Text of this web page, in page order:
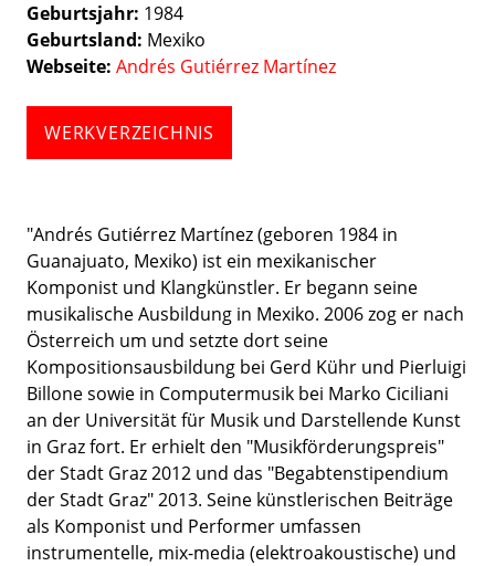
Geburtsjahr 1984
Geburtsland Mexiko
Webseite Andrés Gutiérrez Martínez
WERKVERZEICHNIS
"Andrés Gutiérrez Martínez (geboren 1984 in
Guanajuato, Mexiko) ist ein mexikanischer
Komponist und Klangkünstler. Er begann seine
musikalische Ausbildung in Mexiko. 2006 zog er nach
Österreich um und setzte dort seine
Kompositionsausbildung bei Gerd Kühr und Pierluigi
Billone sowie in Computermusik bei Marko Ciciliani
an der Universität für Musik und Darstellende Kunst
in Graz fort. Er erhielt den "Musikförderungspreis"
der Stadt Graz 2012 und das "Begabtenstipendium
der Stadt Graz" 2013. Seine künstlerischen Beiträge
als Komponist und Performer umfassen
instrumentelle, mix-media (elektroakoustische) und